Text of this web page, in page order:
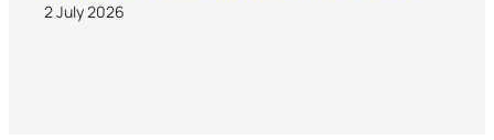
2 July 2026